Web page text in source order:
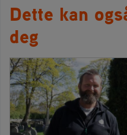
Dette kan
deg